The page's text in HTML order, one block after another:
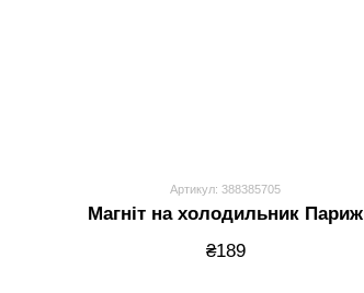
Артикул: 388385705
Магніт на холодильник Париж
₴189